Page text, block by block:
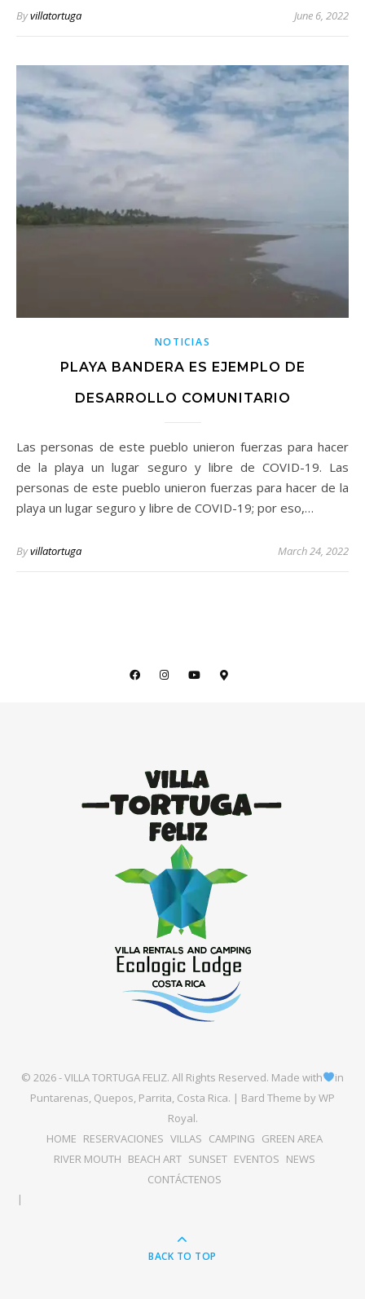
Byvillatortuga June 6, 2022
NOTICIAS
PLAYA BANDERA ES EJEMPLO DE
DESARROLLO COMUNITARIO
Las personas de este pueblo unieron fuerzas para hacer
de la playa un lugar seguro y libre de COVID-19. Las
personas de este pueblo unieron fuerzas para hacer de la
playa un lugar seguro y libre de COVID-19; por eso,…
Byvillatortuga March 24, 2022
© 2026 - VILLA TORTUGA FELIZ. All Rights Reserved. Made with
in
Puntarenas, Quepos, Parrita, Costa Rica. | Bard Theme byWP
Royal.
HOME RESERVACIONES VILLAS CAMPING GREEN AREA
RIVER MOUTH BEACH ART SUNSET EVENTOS NEWS
CONTÁCTENOS
BACK TO TOP